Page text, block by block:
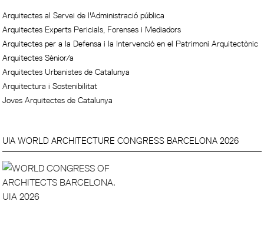
Arquitectes al Servei de l'Administració pública
Arquitectes Experts Pericials, Forenses i Mediadors
Arquitectes per a la Defensa i la Intervenció en el Patrimoni Arquitectònic
Arquitectes Sènior/a
Arquitectes Urbanistes de Catalunya
Arquitectura i Sostenibilitat
Joves Arquitectes de Catalunya
UIA WORLD ARCHITECTURE CONGRESS BARCELONA 2026